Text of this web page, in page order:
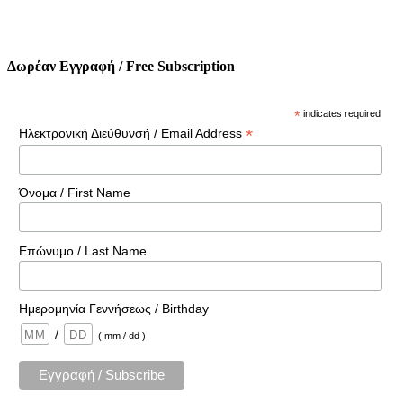
Δωρέαν Εγγραφή / Free Subscription
* indicates required
Ηλεκτρονική Διεύθυνσή / Email Address *
Όνομα / First Name
Επώνυμο / Last Name
Ημερομηνία Γεννήσεως / Birthday
/
( mm / dd )